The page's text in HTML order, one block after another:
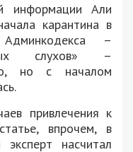
информации Али
карантина в
–
слухов» –
но с началом
привлечения к
впрочем, в
насчитал